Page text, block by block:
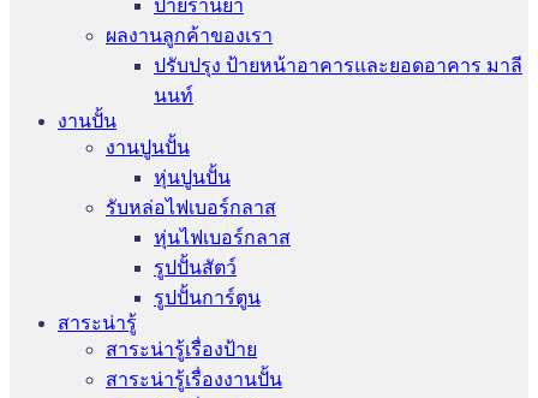
ป้ายร้านยา
ผลงานลูกค้าของเรา
ปรับปรุง ป้ายหน้าอาคารและยอดอาคาร มาลี
นนท์
งานปั้น
งานปูนปั้น
หุ่นปูนปั้น
รับหล่อไฟเบอร์กลาส
หุ่นไฟเบอร์กลาส
รูปปั้นสัตว์
รูปปั้นการ์ตูน
สาระน่ารู้
สาระน่ารู้เรื่องป้าย
สาระน่ารู้เรื่องงานปั้น